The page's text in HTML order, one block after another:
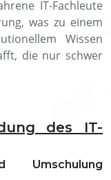
IT-Fachleute
was zu einem
Wissen
die nur schwer
des IT-
Umschulung